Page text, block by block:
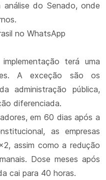
do Senado, onde
no WhatsApp
terá uma
A exceção são os
administração pública,
diferenciada.
em 60 dias após a
as empresas
assim como a redução
Dose meses após
cai para 40 horas.